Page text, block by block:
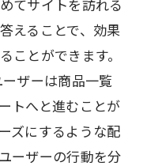
てサイトを訪れる
えることで、効果
ことができます。
ザーは商品一覧
トへと進むことが
ズにするような配
ーザーの行動を分